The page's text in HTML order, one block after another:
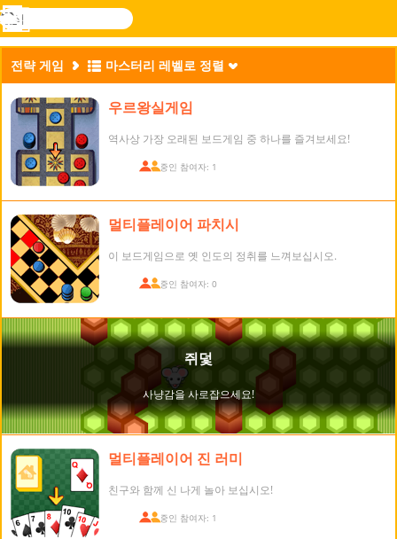
Novel
검
색
로그
메
뉴
전략 게임 마스터리 레벨로 정렬
우르왕실게임
역사상 가장 오래된 보드게임 중 하나를 즐겨보세요!
접속 중인 참여자: 1
멀티플레이어 파치시
이 보드게임으로 옛 인도의 정취를 느껴보십시오.
접속 중인 참여자: 0
멀티플레이어 진 러미
친구와 함께 신 나게 놀아 보십시오!
접속 중인 참여자: 1